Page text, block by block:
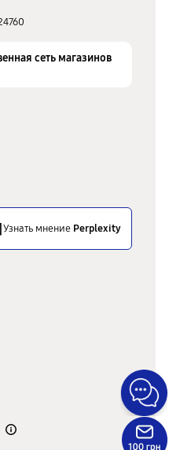
сеть магазинов
Узнать мнение Perplexity